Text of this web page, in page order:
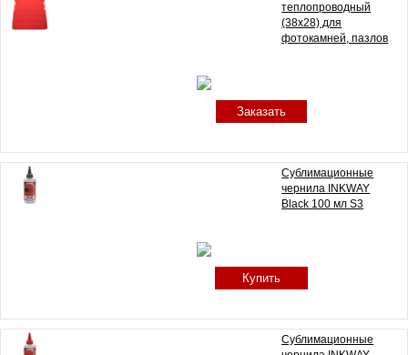
теплопроводный
(38х28) для
фотокамней, пазлов
Заказать
Сублимационные
чернила INKWAY
Black 100 мл S3
Купить
Сублимационные